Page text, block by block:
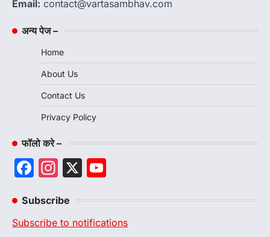
Email: contact@vartasambhav.com
अन्य पेज –
Home
About Us
Contact Us
Privacy Policy
फॉलो करे –
Facebook
Instagram
X
Subscribe
Subscribe to notifications